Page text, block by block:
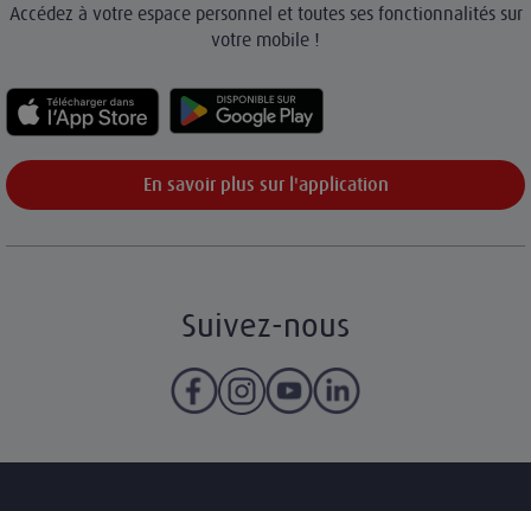
Accédez à votre espace personnel et toutes ses fonctionnalités sur
votre mobile !
En savoir plus sur l'application
Suivez-nous